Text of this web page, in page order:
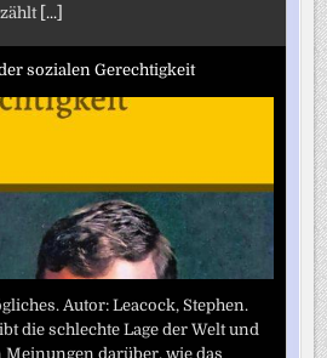
[...]
sozialen Gerechtigkeit
Autor: Leacock, Stephen.
die schlechte Lage der Welt und
darüber, wie das